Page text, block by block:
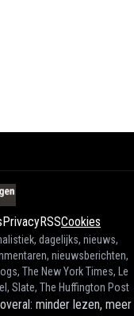
PrivacyRSSCookies
dagelijks, nieuws,
nieuwsberichten,
The New York Times, Le
Slate, The Huffington Post
minder lezen, meer